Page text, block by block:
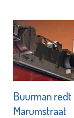
Buurman
Marumstraat